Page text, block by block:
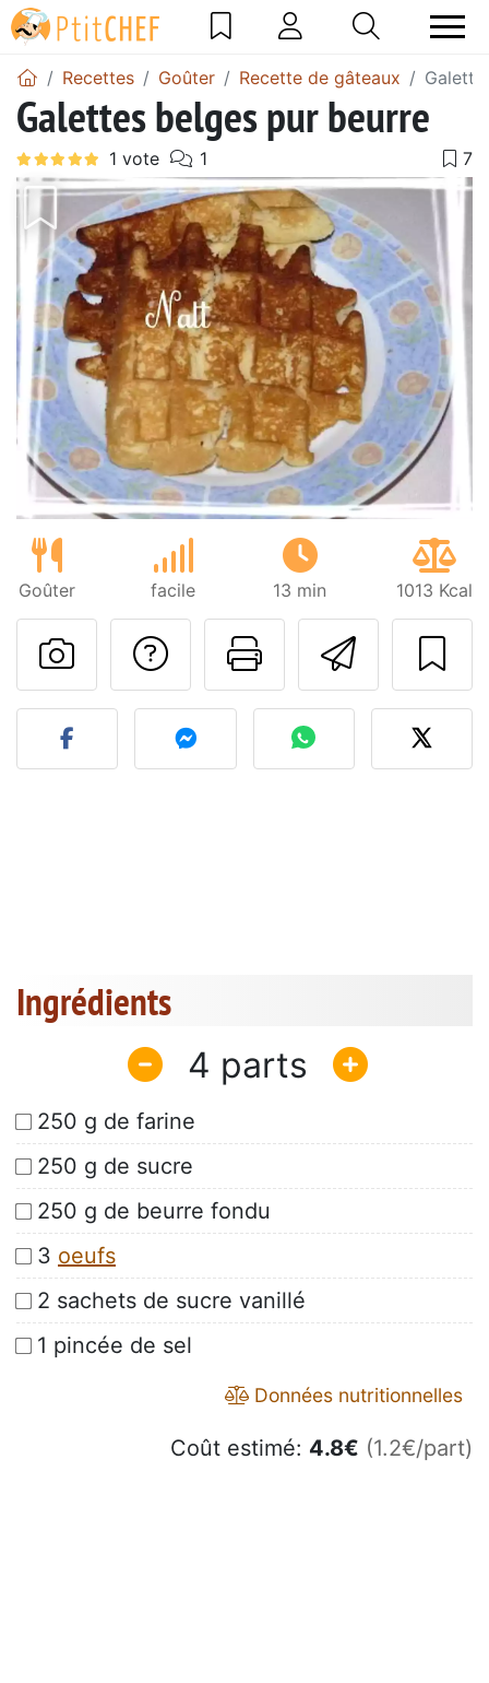
Recettes Goûter Recette de gâteaux
Galettes belges pur beurre
Goûter facile 13 min 1013 Kcal
Imprimer
Poser une
Publier votre photo de
Ingrédients
4
250 g de farine
250 g de sucre
250 g de beurre fondu
3 oeufs
2 sachets de sucre vanillé
1 pincée de sel
Données nutritionnelles
Coût estimé: 4.8€ (1.2€/part)